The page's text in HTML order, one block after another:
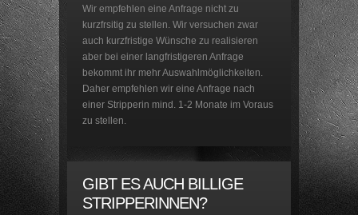
Wir empfehlen eine Anfrage nicht zu
kurzfrsitig zu stellen. Wir versuchen zwar
auch kurzfristige Wünsche zu realisieren
aber bei einer langfristigeren Anfrage
bekommt ihr mehr Auswahlmöglichkeiten.
Daher empfehlen wir eine Anfrage nach
einer Stripperin mind. 1-2 Monate im Voraus
zu stellen.
GIBT ES AUCH BILLIGE
STRIPPERINNEN?